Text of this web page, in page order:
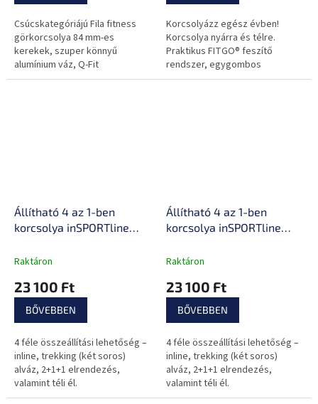
Csúcskategóriájú Fila fitness
görkorcsolya 84 mm-es
kerekek, szuper könnyű
alumínium váz, Q-Fit
zárrendszer, speciális erős
Korcsolyázz egész évben!
Korcsolya nyárra és télre.
Praktikus FITGO® feszítő
rendszer, egygombos
méretbeállítás.
Állítható 4 az 1-ben
korcsolya inSPORTline
illeszkedés, MicroLock
AdjusTouch méretbeállító
gomb
Raktáron
23 100 Ft
BŐVEBBEN
4 féle összeállítási lehetőség –
inline, trekking (két soros)
alváz, 2+1+1 elrendezés,
valamint téli él.
Állítható 4 az 1-ben
korcsolya inSPORTline
illeszkedés, MicroLock
AdjusTouch méretbeállító
gomb
Raktáron
23 100 Ft
BŐVEBBEN
4 féle összeállítási lehetőség –
inline, trekking (két soros)
alváz, 2+1+1 elrendezés,
valamint téli él.